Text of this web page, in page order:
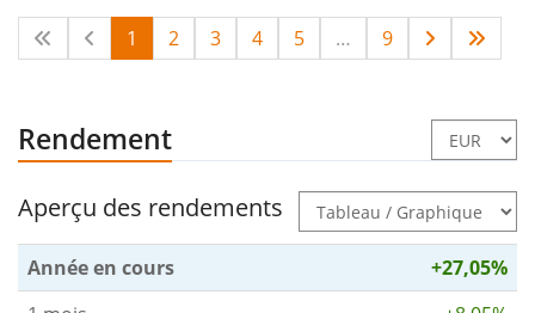
1 2 3 4 5 … 9
Rendement
Aperçu des rendements
Année en cours
+27,05%